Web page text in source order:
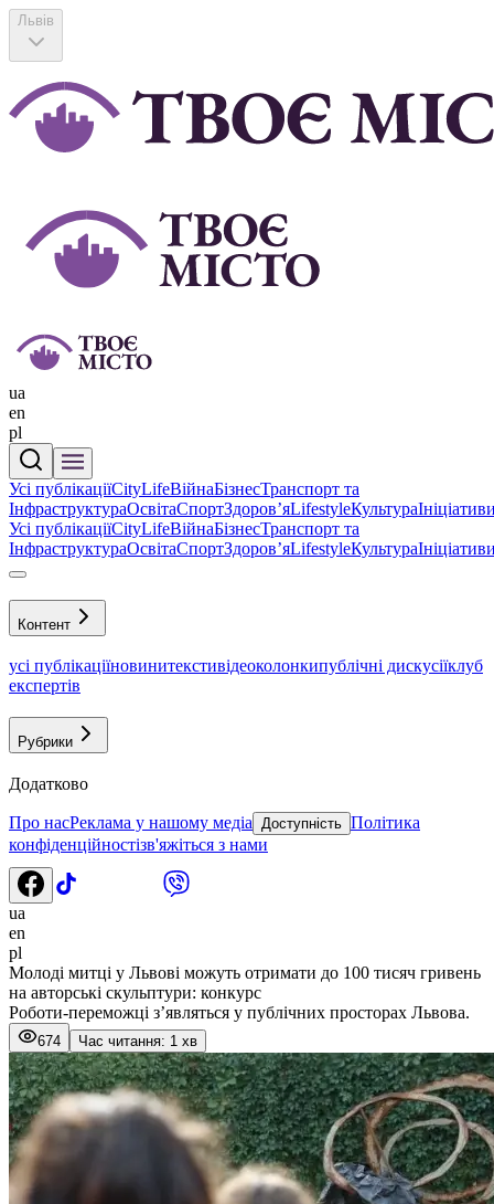
Львів
ua
en
pl
Усі публікаціїCityLifeВійнаБізнесТранспорт та
ІнфраструктураОсвітаСпортЗдоровʼяLifestyleКультура
Усі публікаціїCityLifeВійнаБізнесТранспорт та
ІнфраструктураОсвітаСпортЗдоровʼяLifestyleКультура
Контент
усі публікаціїновинитекстивідеоколонкипублічні дискусіїклуб
експертів
Рубрики
Додатково
Про насРеклама у нашому медіа Доступність Політика
конфіденційностізв'яжіться з нами
ua
en
pl
Молоді митці у Львові можуть отримати до 100 тисяч гривень
на авторські скульптури: конкурс
Роботи-переможці з’являться у публічних просторах Львова.
674 Час читання: 1 хв